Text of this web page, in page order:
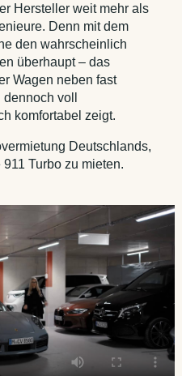
Hersteller weit mehr als
Denn mit dem
den wahrscheinlich
überhaupt – das
Wagen neben fast
voll
komfortabel zeigt.
Deutschlands,
Turbo zu mieten.